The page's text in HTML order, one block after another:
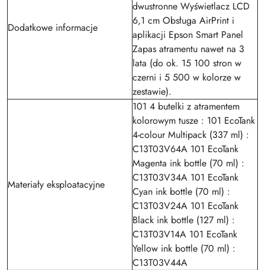
Dodatkowe informacje
dwustronne Wyświetlacz LCD
6,1 cm Obsługa AirPrint i
aplikacji Epson Smart Panel
Zapas atramentu nawet na 3
lata (do ok. 15 100 stron w
czerni i 5 500 w kolorze w
zestawie).
Materiały eksploatacyjne
101 4 butelki z atramentem
kolorowym tusze : 101 EcoTank
4-colour Multipack (337 ml) :
C13T03V64A 101 EcoTank
Magenta ink bottle (70 ml) :
C13T03V34A 101 EcoTank
Cyan ink bottle (70 ml) :
C13T03V24A 101 EcoTank
Black ink bottle (127 ml) :
C13T03V14A 101 EcoTank
Yellow ink bottle (70 ml) :
C13T03V44A